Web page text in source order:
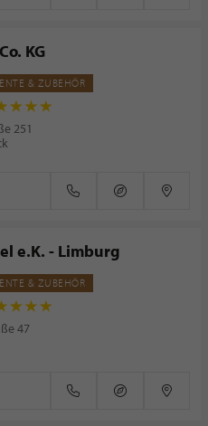
KG
& ZUBEHÖR
251
e.K. - Limburg
& ZUBEHÖR
47